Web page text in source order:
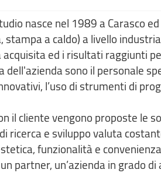
nasce nel 1989 a Carasco
stampa a caldo) a livello
acquisita ed i risultati raggiunti
dell'azienda sono il personale
l’uso di strumenti di
il cliente vengono proposte le
ricerca e sviluppo valuta
funzionalità e
partner, un’azienda in grado